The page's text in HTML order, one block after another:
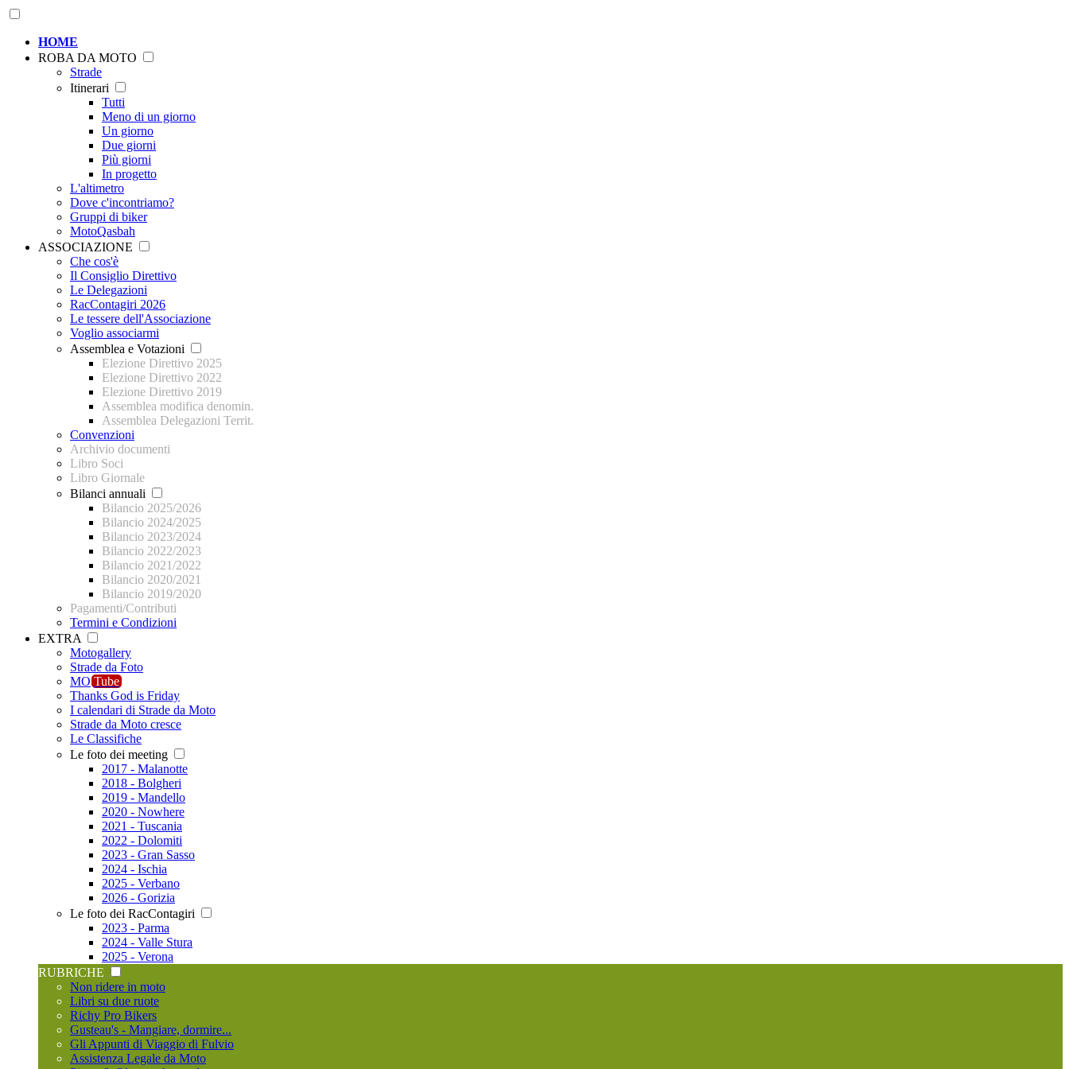
HOME
ROBA DA MOTO
Strade
Itinerari
Tutti
Meno di un giorno
Un giorno
Due giorni
Più giorni
In progetto
L'altimetro
Dove c'incontriamo?
Gruppi di biker
MotoQasbah
ASSOCIAZIONE
Che cos'è
Il Consiglio Direttivo
Le Delegazioni
RacContagiri 2026
Le tessere dell'Associazione
Voglio associarmi
Assemblea e Votazioni
Elezione Direttivo 2025
Elezione Direttivo 2022
Elezione Direttivo 2019
Assemblea modifica denomin.
Assemblea Delegazioni Territ.
Convenzioni
Archivio documenti
Libro Soci
Libro Giornale
Bilanci annuali
Bilancio 2025/2026
Bilancio 2024/2025
Bilancio 2023/2024
Bilancio 2022/2023
Bilancio 2021/2022
Bilancio 2020/2021
Bilancio 2019/2020
Pagamenti/Contributi
Termini e Condizioni
EXTRA
Motogallery
Strade da Foto
MO Tube
Thanks God is Friday
I calendari di Strade da Moto
Strade da Moto cresce
Le Classifiche
Le foto dei meeting
2017 - Malanotte
2018 - Bolgheri
2019 - Mandello
2020 - Nowhere
2021 - Tuscania
2022 - Dolomiti
2023 - Gran Sasso
2024 - Ischia
2025 - Verbano
2026 - Gorizia
Le foto dei RacContagiri
2023 - Parma
2024 - Valle Stura
2025 - Verona
RUBRICHE
Non ridere in moto
Libri su due ruote
Richy Pro Bikers
Gusteau's - Mangiare, dormire...
Gli Appunti di Viaggio di Fulvio
Assistenza Legale da Moto